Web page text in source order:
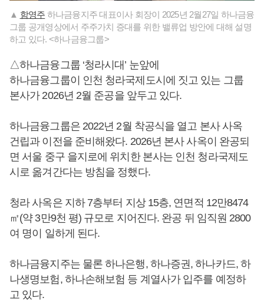
▲ 함영주 하나금융지주 대표이사 회장이 2025년 2월27일 하나금융
그룹 공개영상에서 주주가치 증대를 위한 밸류업 방안에 대해 설명
하고 있다. <하나금융그룹>
△하나금융그룹 ‘청라시대’ 눈앞에
하나금융그룹이 인천 청라국제도시에 짓고 있는 그룹
본사가 2026년 2월 준공을 앞두고 있다.
하나금융그룹은 2022년 2월 착공식을 열고 본사 사옥
건립과 이전을 준비해왔다. 2026년 본사 사옥이 완공되
면 서울 중구 을지로에 위치한 본사는 인천 청라국제도
시로 옮겨간다는 방침을 정했다.
청라 사옥은 지하 7층부터 지상 15층, 연면적 12만8474
㎡(약 3만9천 평) 규모로 지어진다. 완공 뒤 임직원 2800
여 명이 일하게 된다.
하나금융지주는 물론 하나은행, 하나증권, 하나카드, 하
나생명보험, 하나손해보험 등 계열사가 입주를 예정하
고 있다.